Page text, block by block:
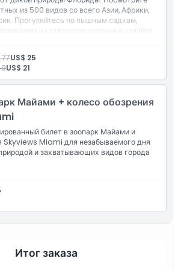
семей и всех, кто хочет
природы.
детей и взрослых
из 500 видов со всего Азии, Африки,
Прогуляйтесь по пышным садкам,
на открытом воздухе и узнайте
любителей природы и энтузиастов
US$ 25
US$ 21
Майами + колесо обозрения
билет в зоопарк Майами и
Skyviews Miami для незабываемого дня
и захватывающих видов города
Итог заказа